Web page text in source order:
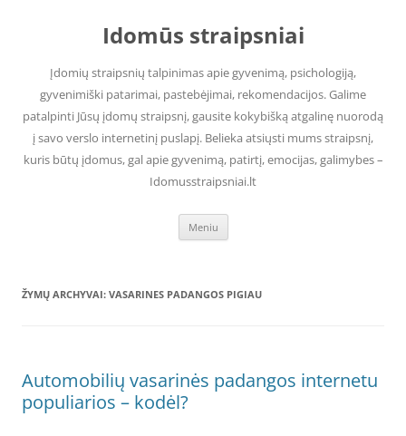
Idomūs straipsniai
Įdomių straipsnių talpinimas apie gyvenimą, psichologiją,
gyvenimiški patarimai, pastebėjimai, rekomendacijos. Galime
patalpinti Jūsų įdomų straipsnį, gausite kokybišką atgalinę nuorodą
į savo verslo internetinį puslapį. Belieka atsiųsti mums straipsnį,
kuris būtų įdomus, gal apie gyvenimą, patirtį, emocijas, galimybes –
Idomusstraipsniai.lt
Meniu
ŽYMŲ ARCHYVAI: VASARINES PADANGOS PIGIAU
Automobilių vasarinės padangos internetu
populiarios – kodėl?